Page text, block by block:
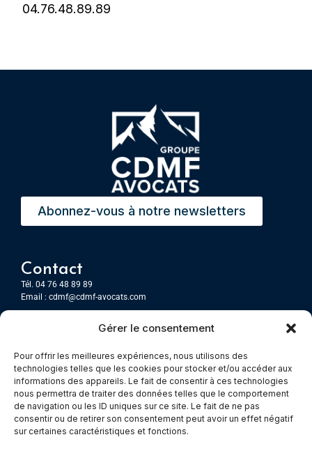
Gérer le consentement
Pour offrir les meilleures expériences, nous utilisons des
technologies telles que les cookies pour stocker et/ou accéder aux
informations des appareils. Le fait de consentir à ces technologies
nous permettra de traiter des données telles que le comportement
de navigation ou les ID uniques sur ce site. Le fait de ne pas
consentir ou de retirer son consentement peut avoir un effet négatif
sur certaines caractéristiques et fonctions.
04.76.48.89.89
Abonnez-vous à notre newsletters
Contact
Tél. 04 76 48 89 89
Email : cdmf@cdmf-avocats.com
7 Place Firmin Gautier
CS 80476
38016 GRENOBLE, Cedex 1
Chambery
Immeuble le Paris